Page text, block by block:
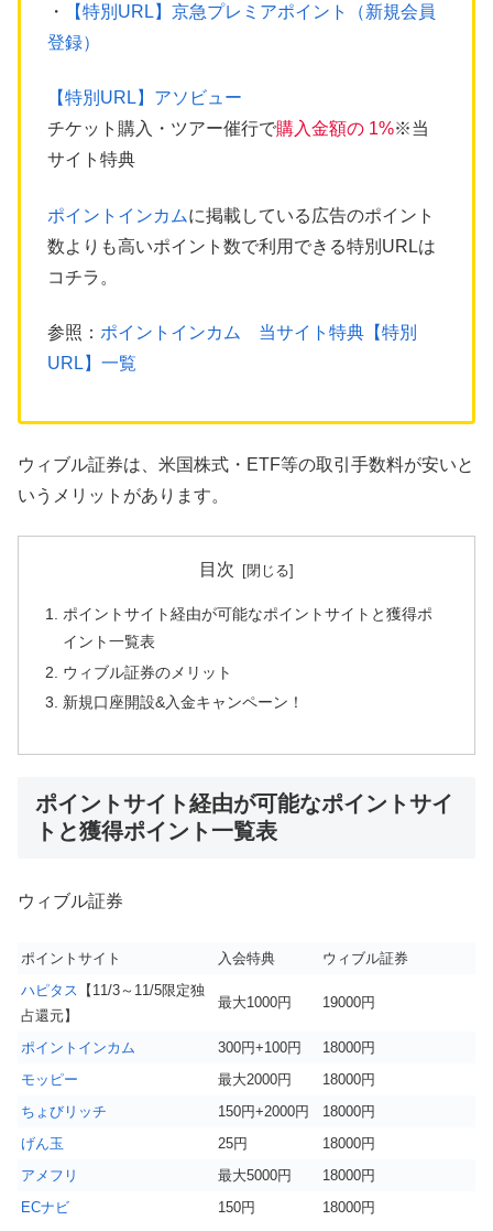
・
【特別URL】京急プレミアポイント（新規会員
登録）
【特別URL】アソビュー
チケット購入・ツアー催行で購入金額の 1%※当
サイト特典
ポイントインカムに掲載している広告のポイント
数よりも高いポイント数で利用できる特別URLは
コチラ。
参照： ポイントインカム 当サイト特典【特別
URL】一覧
ウィブル証券は、米国株式・ETF等の取引手数料が安いと
いうメリットがあります。
目次
ポイントサイト経由が可能なポイントサイトと獲得ポ
イント一覧表
ウィブル証券のメリット
新規口座開設&入金キャンペーン！
ポイントサイト経由が可能なポイントサイ
トと獲得ポイント一覧表
ウィブル証券
ポイントサイト 入会特典
ウィブル証券
ハピタス
【11/3～11/5限定独
占還元】
最大1000円 19000円
ポイントインカム 300円+100円
18000円
モッピー
最大2000円
18000円
ちょびリッチ
150円+2000円
18000円
げん玉
25円
18000円
アメフリ
最大5000円
18000円
ECナビ
150円 18000円